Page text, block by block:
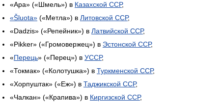
«Ара» («Шмель») в Казахской ССР,
«Šluota» («Метла») в Литовской ССР,
«Dadzis» («Репейник») в Латвийской ССР,
«Pikker» («Громовержец») в Эстонской ССР,
«Перець» («Перец») в УССР,
«Токмак» («Колотушка») в Туркменской ССР,
«Хорпуштак» («Еж») в Таджикской ССР,
«Чалкан» («Крапива») в Киргизской ССР,